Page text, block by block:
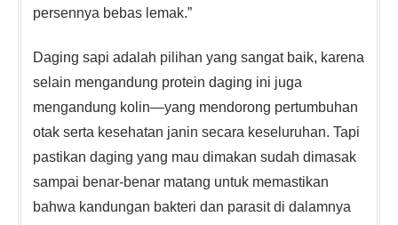
persennya bebas lemak.”
Daging sapi adalah pilihan yang sangat baik, karena
selain mengandung protein daging ini juga
mengandung kolin—yang mendorong pertumbuhan
otak serta kesehatan janin secara keseluruhan. Tapi
pastikan daging yang mau dimakan sudah dimasak
sampai benar-benar matang untuk memastikan
bahwa kandungan bakteri dan parasit di dalamnya